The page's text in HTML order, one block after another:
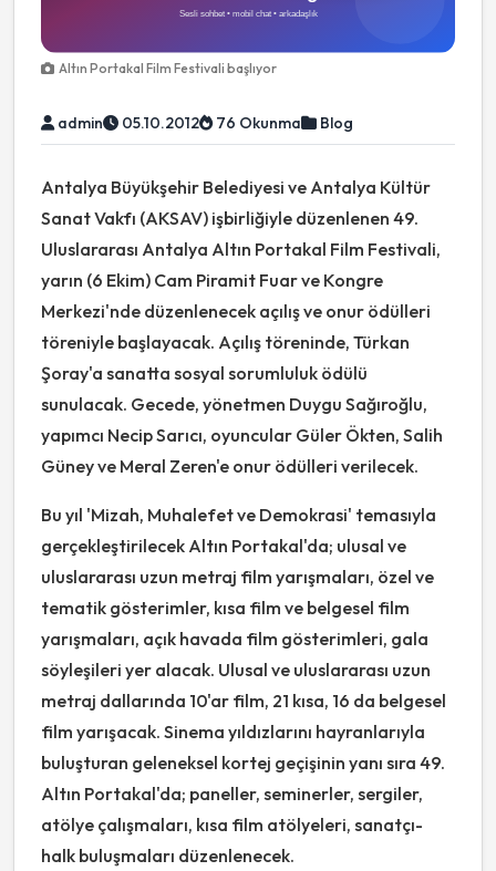
Altın Portakal Film Festivali başlıyor
admin 05.10.2012 76 Okunma Blog
Antalya Büyükşehir Belediyesi ve Antalya Kültür
Sanat Vakfı (AKSAV) işbirliğiyle düzenlenen 49.
Uluslararası Antalya Altın Portakal Film Festivali,
yarın (6 Ekim) Cam Piramit Fuar ve Kongre
Merkezi'nde düzenlenecek açılış ve onur ödülleri
töreniyle başlayacak. Açılış töreninde, Türkan
Şoray'a sanatta sosyal sorumluluk ödülü
sunulacak. Gecede, yönetmen Duygu Sağıroğlu,
yapımcı Necip Sarıcı, oyuncular Güler Ökten, Salih
Güney ve Meral Zeren'e onur ödülleri verilecek.
Bu yıl 'Mizah, Muhalefet ve Demokrasi' temasıyla
gerçekleştirilecek Altın Portakal'da; ulusal ve
uluslararası uzun metraj film yarışmaları, özel ve
tematik gösterimler, kısa film ve belgesel film
yarışmaları, açık havada film gösterimleri, gala
söyleşileri yer alacak. Ulusal ve uluslararası uzun
metraj dallarında 10'ar film, 21 kısa, 16 da belgesel
film yarışacak. Sinema yıldızlarını hayranlarıyla
buluşturan geleneksel kortej geçişinin yanı sıra 49.
Altın Portakal'da; paneller, seminerler, sergiler,
atölye çalışmaları, kısa film atölyeleri, sanatçı-
halk buluşmaları düzenlenecek.